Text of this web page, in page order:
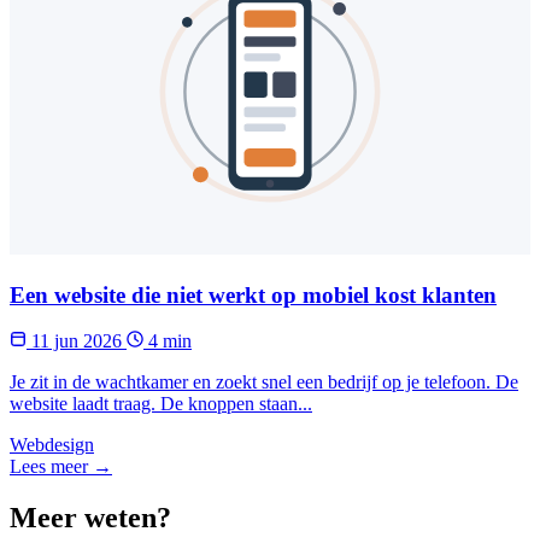
Een website die niet werkt op mobiel kost klanten
11 jun 2026
4 min
Je zit in de wachtkamer en zoekt snel een bedrijf op je telefoon. De
website laadt traag. De knoppen staan...
Webdesign
Lees meer →
Meer weten?